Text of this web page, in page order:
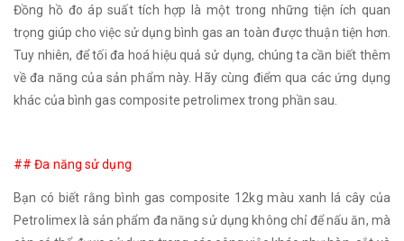
Đồng hồ đo áp suất tích hợp là một trong những tiện ích quan
trọng giúp cho việc sử dụng bình gas an toàn được thuận tiện hơn.
Tuy nhiên, để tối đa hoá hiệu quả sử dụng, chúng ta cần biết thêm
về đa năng của sản phẩm này. Hãy cùng điểm qua các ứng dụng
khác của bình gas composite petrolimex trong phần sau.
## Đa năng sử dụng
Bạn có biết rằng bình gas composite 12kg màu xanh lá cây của
Petrolimex là sản phẩm đa năng sử dụng không chỉ để nấu ăn, mà